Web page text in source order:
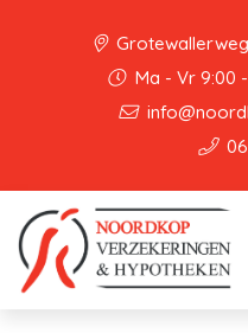
Grotewallerweg
Ma - Vr 9:00